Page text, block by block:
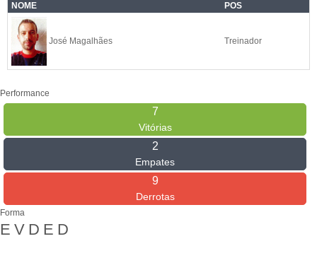
NOME POS
José Magalhães Treinador
Performance
7
Vitórias
2
Empates
9
Derrotas
Forma
E V D E D